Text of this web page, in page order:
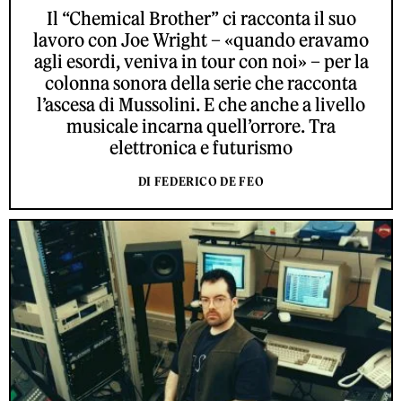
Il “Chemical Brother” ci racconta il suo
lavoro con Joe Wright – «quando eravamo
agli esordi, veniva in tour con noi» – per la
colonna sonora della serie che racconta
l’ascesa di Mussolini. E che anche a livello
musicale incarna quell’orrore. Tra
elettronica e futurismo
DI FEDERICO DE FEO